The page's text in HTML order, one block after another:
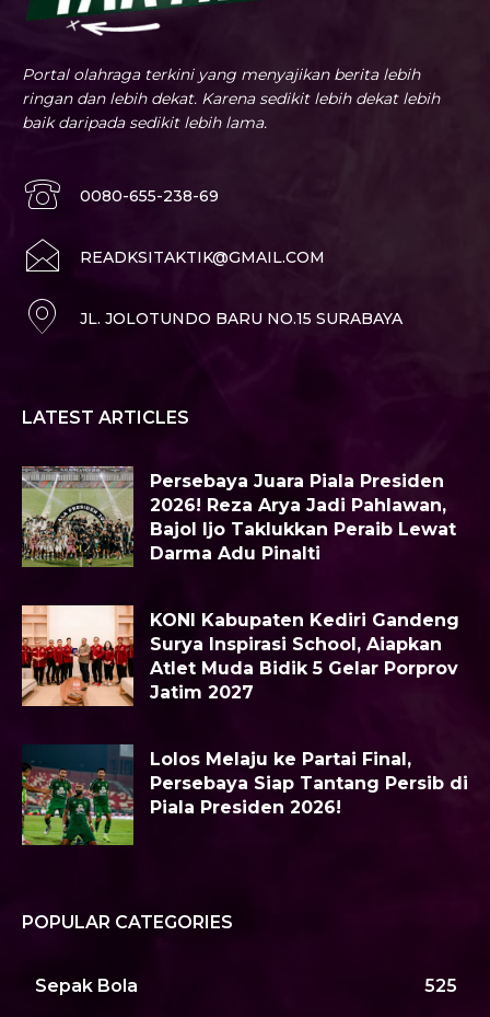
Portal olahraga terkini yang menyajikan berita lebih
ringan dan lebih dekat. Karena sedikit lebih dekat lebih
baik daripada sedikit lebih lama.
0080-655-238-69
READKSITAKTIK@GMAIL.COM
JL. JOLOTUNDO BARU NO.15 SURABAYA
LATEST ARTICLES
Persebaya Juara Piala Presiden
2026! Reza Arya Jadi Pahlawan,
Bajol Ijo Taklukkan Peraib Lewat
Darma Adu Pinalti
KONI Kabupaten Kediri Gandeng
Surya Inspirasi School, Aiapkan
Atlet Muda Bidik 5 Gelar Porprov
Jatim 2027
Lolos Melaju ke Partai Final,
Persebaya Siap Tantang Persib di
Piala Presiden 2026!
POPULAR CATEGORIES
Sepak Bola 525